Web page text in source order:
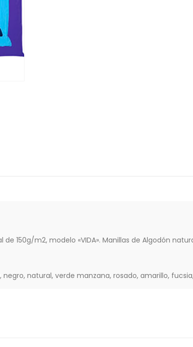
de 150g/m2, modelo «VIDA». Manillas de Algodón
negro, natural, verde manzana, rosado, amarillo,